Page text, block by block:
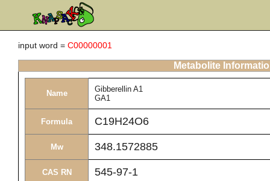
input word = C00000001
Metabolite
Name
Gibberellin A1
GA1
Formula C19H24O6
Mw 348.1572885
CAS RN 545-97-1